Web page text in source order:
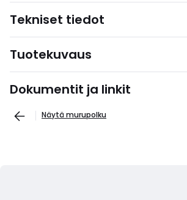
Tekniset tiedot
Tuotekuvaus
Dokumentit ja linkit
Näytä murupolku